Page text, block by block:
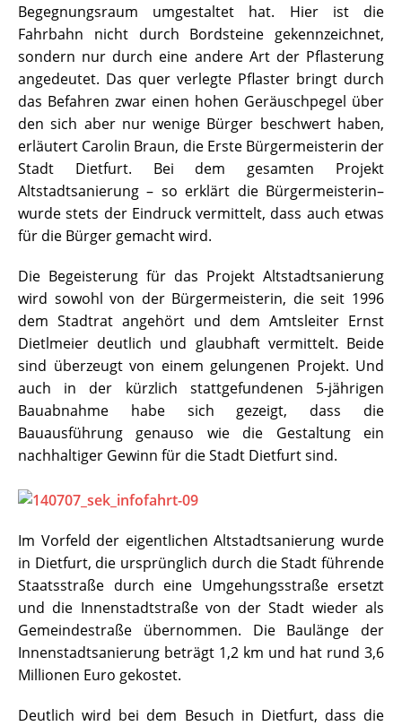
Begegnungsraum umgestaltet hat. Hier ist die
Fahrbahn nicht durch Bordsteine gekennzeichnet,
sondern nur durch eine andere Art der Pflasterung
angedeutet. Das quer verlegte Pflaster bringt durch
das Befahren zwar einen hohen Geräuschpegel über
den sich aber nur wenige Bürger beschwert haben,
erläutert Carolin Braun, die Erste Bürgermeisterin der
Stadt Dietfurt. Bei dem gesamten Projekt
Altstadtsanierung – so erklärt die Bürgermeisterin–
wurde stets der Eindruck vermittelt, dass auch etwas
für die Bürger gemacht wird.
Die Begeisterung für das Projekt Altstadtsanierung
wird sowohl von der Bürgermeisterin, die seit 1996
dem Stadtrat angehört und dem Amtsleiter Ernst
Dietlmeier deutlich und glaubhaft vermittelt. Beide
sind überzeugt von einem gelungenen Projekt. Und
auch in der kürzlich stattgefundenen 5-jährigen
Bauabnahme habe sich gezeigt, dass die
Bauausführung genauso wie die Gestaltung ein
nachhaltiger Gewinn für die Stadt Dietfurt sind.
Im Vorfeld der eigentlichen Altstadtsanierung wurde
in Dietfurt, die ursprünglich durch die Stadt führende
Staatsstraße durch eine Umgehungsstraße ersetzt
und die Innenstadtstraße von der Stadt wieder als
Gemeindestraße übernommen. Die Baulänge der
Innenstadtsanierung beträgt 1,2 km und hat rund 3,6
Millionen Euro gekostet.
Deutlich wird bei dem Besuch in Dietfurt, dass die